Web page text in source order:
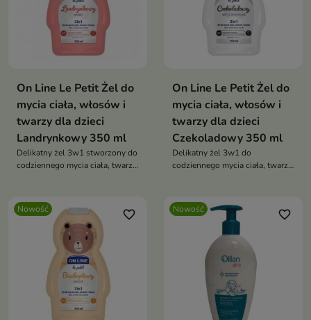
On Line Le Petit Żel do
mycia ciała, włosów i
twarzy dla dzieci
Landrynkowy 350 ml
Delikatny żel 3w1 stworzony do
codziennego mycia ciała, twarzy
On Line Le Petit Żel do
mycia ciała, włosów i
twarzy dla dzieci
Czekoladowy 350 ml
Delikatny żel 3w1 do
codziennego mycia ciała, twarzy
Nowość favorite_border Nowość favorite_border